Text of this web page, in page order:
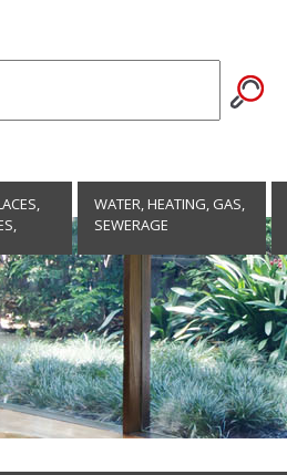
WATER, HEATING, GAS,
SEWERAGE